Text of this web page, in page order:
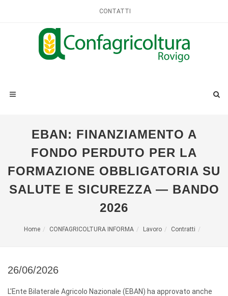
CONTATTI
EBAN: FINANZIAMENTO A
FONDO PERDUTO PER LA
FORMAZIONE OBBLIGATORIA SU
SALUTE E SICUREZZA — BANDO
2026
Home CONFAGRICOLTURA INFORMA Lavoro Contratti
26/06/2026
L'Ente Bilaterale Agricolo Nazionale (EBAN) ha approvato anche